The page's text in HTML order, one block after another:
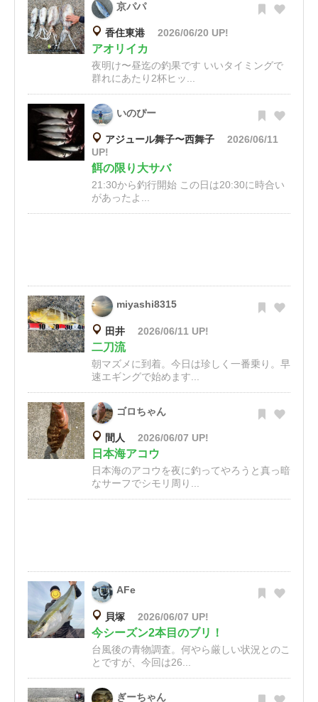
京パパ
香住東港 2026/06/20 UP!
アオリイカ
夜明け〜昼迄の釣果です いいタイミングで
群れにあたり2杯ヒッ...
いのぴー
アジュール舞子〜西舞子
2026/06/11
UP!
餌の限り大サバ
21:30から釣行開始 この日は20:30に時合い
があったよ...
miyashi8315
田井 2026/06/11 UP!
二刀流
朝マズメに到着。今日は珍しく一番乗り。早
速エギングで始めます...
ゴロちゃん
間人 2026/06/07 UP!
日本海アコウ
日本海のアコウを夜に釣ってやろうと真っ暗
なサーフでシモリ周り...
AFe
貝塚 2026/06/07 UP!
今シーズン2本目のブリ！
台風後の青物調査。何やら厳しい状況とのこ
とですが、今回は26...
ぎーちゃん